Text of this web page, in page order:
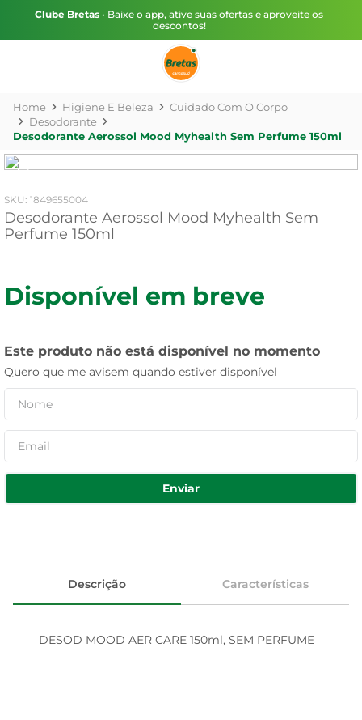
Clube Bretas • Baixe o app, ative suas ofertas e aproveite os
descontos!
Higiene E Beleza
Cuidado Com O Corpo
Desodorante
Desodorante Aerossol Mood Myhealth Sem Perfume 150ml
: 1849655004
Desodorante Aerossol Mood Myhealth Sem
Perfume 150ml
Disponível em breve
Este produto não está disponível no momento
Quero que me avisem quando estiver disponível
Enviar
Descrição Características
DESOD MOOD AER CARE 150ml, SEM PERFUME